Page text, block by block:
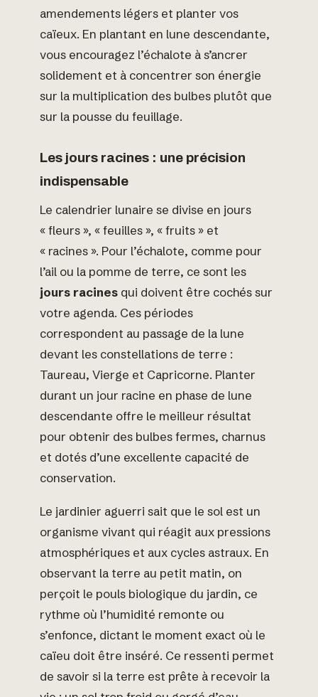
amendements légers et planter vos
caïeux. En plantant en lune descendante,
vous encouragez l’échalote à s’ancrer
solidement et à concentrer son énergie
sur la multiplication des bulbes plutôt que
sur la pousse du feuillage.
Les jours racines : une précision
indispensable
Le calendrier lunaire se divise en jours
« fleurs », « feuilles », « fruits » et
« racines ». Pour l’échalote, comme pour
l’ail ou la pomme de terre, ce sont les
jours racines qui doivent être cochés sur
votre agenda. Ces périodes
correspondent au passage de la lune
devant les constellations de terre :
Taureau, Vierge et Capricorne. Planter
durant un jour racine en phase de lune
descendante offre le meilleur résultat
pour obtenir des bulbes fermes, charnus
et dotés d’une excellente capacité de
conservation.
Le jardinier aguerri sait que le sol est un
organisme vivant qui réagit aux pressions
atmosphériques et aux cycles astraux. En
observant la terre au petit matin, on
perçoit le pouls biologique du jardin, ce
rythme où l’humidité remonte ou
s’enfonce, dictant le moment exact où le
caïeu doit être inséré. Ce ressenti permet
de savoir si la terre est prête à recevoir la